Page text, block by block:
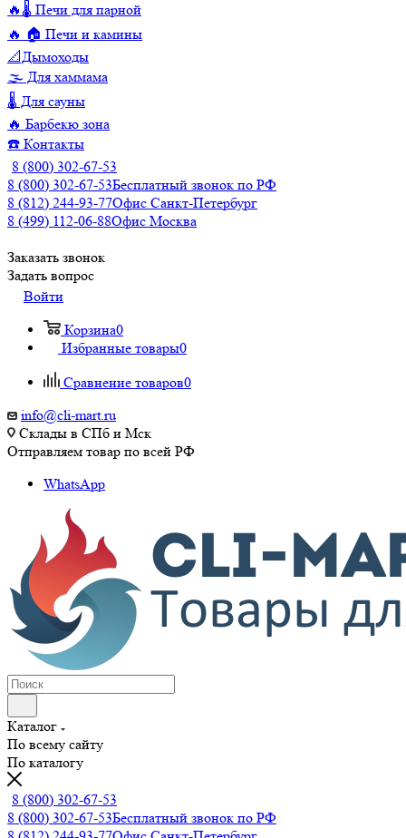
🔥🌡️ Печи для парной
🔥 🏠 Печи и камины
📐Дымоходы
🌫️ Для хаммама
🌡️ Для сауны
🔥 Барбекю зона
☎️ Контакты
8 (800) 302-67-53
8 (800) 302-67-53Бесплатный звонок по РФ
8 (812) 244-93-77Офис Санкт-Петербург
8 (499) 112-06-88Офис Москва
Заказать звонок
Задать вопрос
Войти
Корзина0
Избранные товары0
Сравнение товаров0
info@cli-mart.ru
Склады в СПб и Мск
Отправляем товар по всей РФ
WhatsApp
Каталог
По всему сайту
По каталогу
8 (800) 302-67-53
8 (800) 302-67-53Бесплатный звонок по РФ